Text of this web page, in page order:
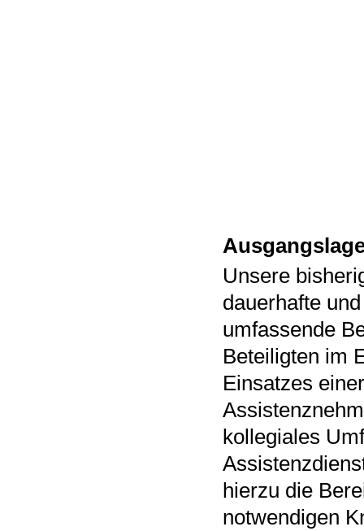
Unsere
dauerhafte
umfassende
Beteiligten im
Einsatzes
kollegiales
hierzu die
notwendigen